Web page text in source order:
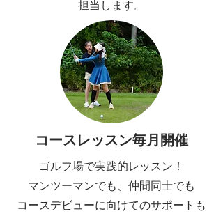
担当します。
コースレッスン毎月開催
ゴルフ場で実践的レッスン！
マンツーマンでも、仲間同士でも
​コースデビューに向けてのサポートも